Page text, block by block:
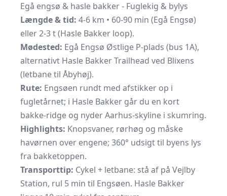
Egå engsø & hasle bakker - Fuglekig & bylys
Længde & tid: 4-6 km • 60-90 min (Egå Engsø)
eller 2-3 t (Hasle Bakker loop).
Mødested: Egå Engsø Østlige P-plads (bus 1A),
alternativt Hasle Bakker Trailhead ved Blixens
(letbane til Åbyhøj).
Rute: Engsøen rundt med afstikker op i
fugletårnet; i Hasle Bakker går du en kort
bakke-ridge og nyder Aarhus-skyline i skumring.
Highlights: Knopsvaner, rørhøg og måske
havørnen over engene; 360° udsigt til byens lys
fra bakketoppen.
Transporttip: Cykel + letbane: stå af på Vejlby
Station, rul 5 min til Engsøen. Hasle Bakker